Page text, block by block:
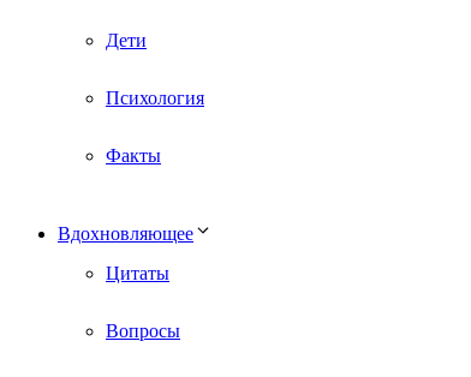
Дети
Психология
Факты
Вдохновляющее
Цитаты
Вопросы